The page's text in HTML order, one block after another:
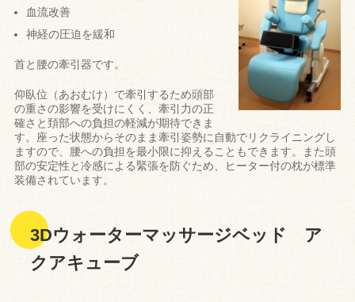
血流改善
神経の圧迫を緩和
首と腰の牽引器です。
仰臥位（あおむけ）で牽引するため頭部
の重さの影響を受けにくく、牽引力の正
確さと頚部への負担の軽減が期待できま
す。座った状態からそのまま牽引姿勢に自動でリクライニングし
ますので、腰への負担を最小限に抑えることもできます。また頭
部の安定性と冷感による緊張を防ぐため、ヒーター付の枕が標準
装備されています。
3Dウォーターマッサージベッド ア
クアキューブ